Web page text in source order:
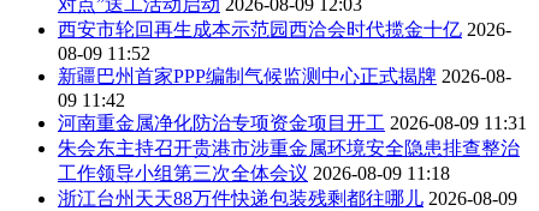
对点”送工活动启动 2026-08-09 12:03
西安市轮回再生成本示范园西洽会时代揽金十亿 2026-
08-09 11:52
新疆巴州首家PPP编制气候监测中心正式揭牌 2026-08-
09 11:42
河南重金属净化防治专项资金项目开工 2026-08-09 11:31
朱会东主持召开贵港市涉重金属环境安全隐患排查整治
工作领导小组第三次全体会议 2026-08-09 11:18
浙江台州天天88万件快递包装残剩都往哪儿 2026-08-09